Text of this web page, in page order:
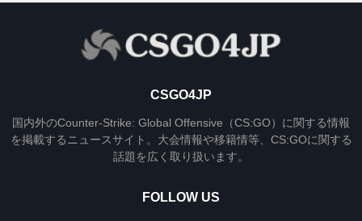
CSGO4JP
国内外のCounter-Strike: Global Offensive（CS:GO）に関する情報
を掲載するニュースサイト。大会情報や移籍情等、CS:GOに関する
話題を広く取り扱います。
FOLLOW US